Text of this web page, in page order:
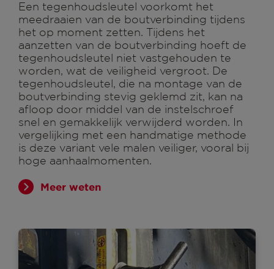
Een tegenhoudsleutel voorkomt het
meedraaien van de boutverbinding tijdens
het op moment zetten. Tijdens het
aanzetten van de boutverbinding hoeft de
tegenhoudsleutel niet vastgehouden te
worden, wat de veiligheid vergroot. De
tegenhoudsleutel, die na montage van de
boutverbinding stevig geklemd zit, kan na
afloop door middel van de instelschroef
snel en gemakkelijk verwijderd worden. In
vergelijking met een handmatige methode
is deze variant vele malen veiliger, vooral bij
hoge aanhaalmomenten.
Meer weten